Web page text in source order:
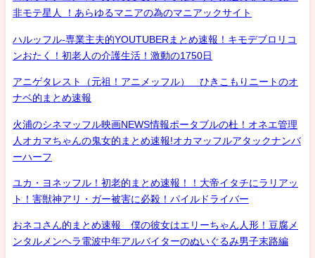
非モテ星人 ！あらゆるマニアの為のマニアックサイト
ハルッフル-専業主夫的YOUTUBERまとめ速報！キモデブロリコ
ンおたく！初老人の介護生活！激動の1750日
アニゲタレスト（元祖！アニメッフル） ひきこもりニートのオ
ナベ的まとめ速報
火浦のシネマッフル映画NEWS情報ポータブルの杜！オネエ管理
人オカマちゃんの鬼女的まとめ速報!オカマッフルアタックナンバ
ーハーフ
ユカ・ヨネッフル！初老的まとめ速報！！大帝イタチにラリアッ
ト！害獣神アリ・ガー被害に必殺！パイルドライバー
おネコさん的まとめ速報 僕の彼女はエリーちゃん人形！豆腐メ
ンタルメンヘラ電波中年アルバイターのぬいぐるみ男子末路編